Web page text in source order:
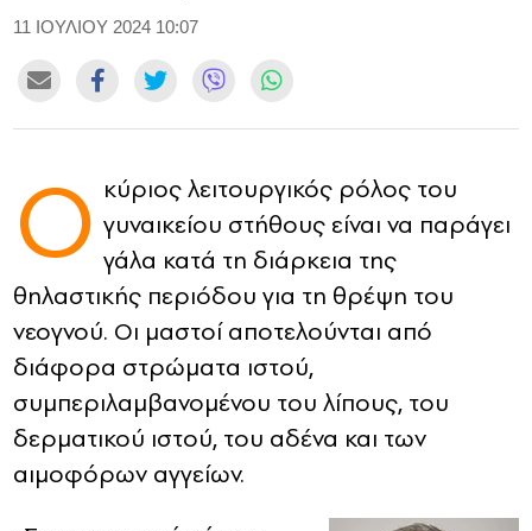
HEALTH
MEDIALAND
DRIVE
SPORTS
DIA Y NOCHE
CONTACT
ADVERTISE
11 ΙΟΥΛΙΟΥ 2024 10:07
Ο κύριος λειτουργικός ρόλος του
γυναικείου στήθους είναι να παράγει
γάλα κατά τη διάρκεια της
θηλαστικής περιόδου για τη θρέψη του
νεογνού. Οι μαστοί αποτελούνται από
διάφορα στρώματα ιστού,
συμπεριλαμβανομένου του λίπους, του
δερματικού ιστού, του αδένα και των
αιμοφόρων αγγείων.